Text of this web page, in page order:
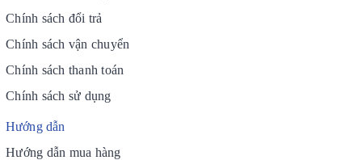
Chính sách đổi trả
Chính sách vận chuyển
Chính sách thanh toán
Chính sách sử dụng
Hướng dẫn
Hướng dẫn mua hàng